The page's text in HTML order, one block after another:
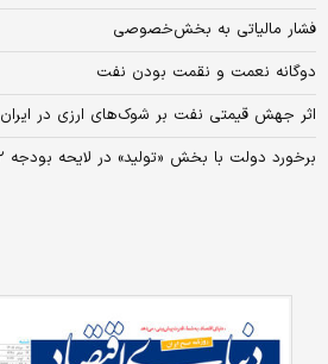
فشار مالیاتی به بخش‌خصوصی
دوگانه نعمت و نقمت بودن نفت
اثر جهش قیمتی نفت بر شوک‌های ارزی در ایران
برخورد دولت با بخش «تولید» در لایحه بودجه ۱۴۰۲ صادقانه نیست